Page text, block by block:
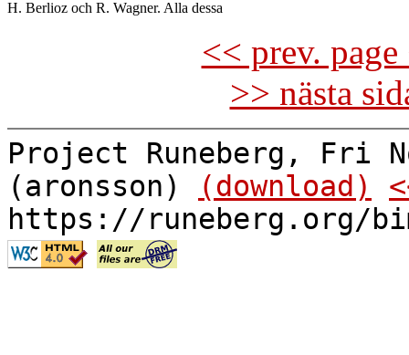
<< prev.
>> nästa
Project Runeberg, Fri
(aronsson)
(download)
https://runeberg.org/